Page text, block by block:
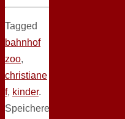
Tagged
bahnhof
zoo,
christiane
f, kinder.
Speichere